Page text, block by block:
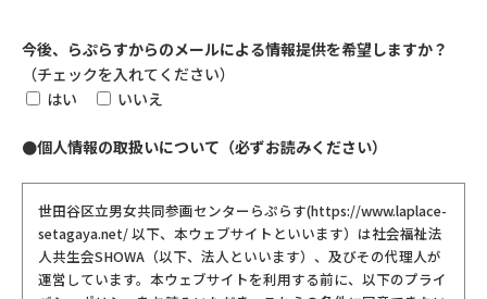
今後、らぷらすからのメールによる情報提供を希望しますか？
（チェックを入れてください）
はい
いいえ
●個人情報の取扱いについて（必ずお読みください）
世田谷区立男女共同参画センターらぷらす(https://www.laplace-
setagaya.net/ 以下、本ウェブサイトといいます）は社会福祉法
人共生会SHOWA（以下、法人といいます）、及びその代理人が
運営しています。本ウェブサイトを利用する前に、以下のプライ